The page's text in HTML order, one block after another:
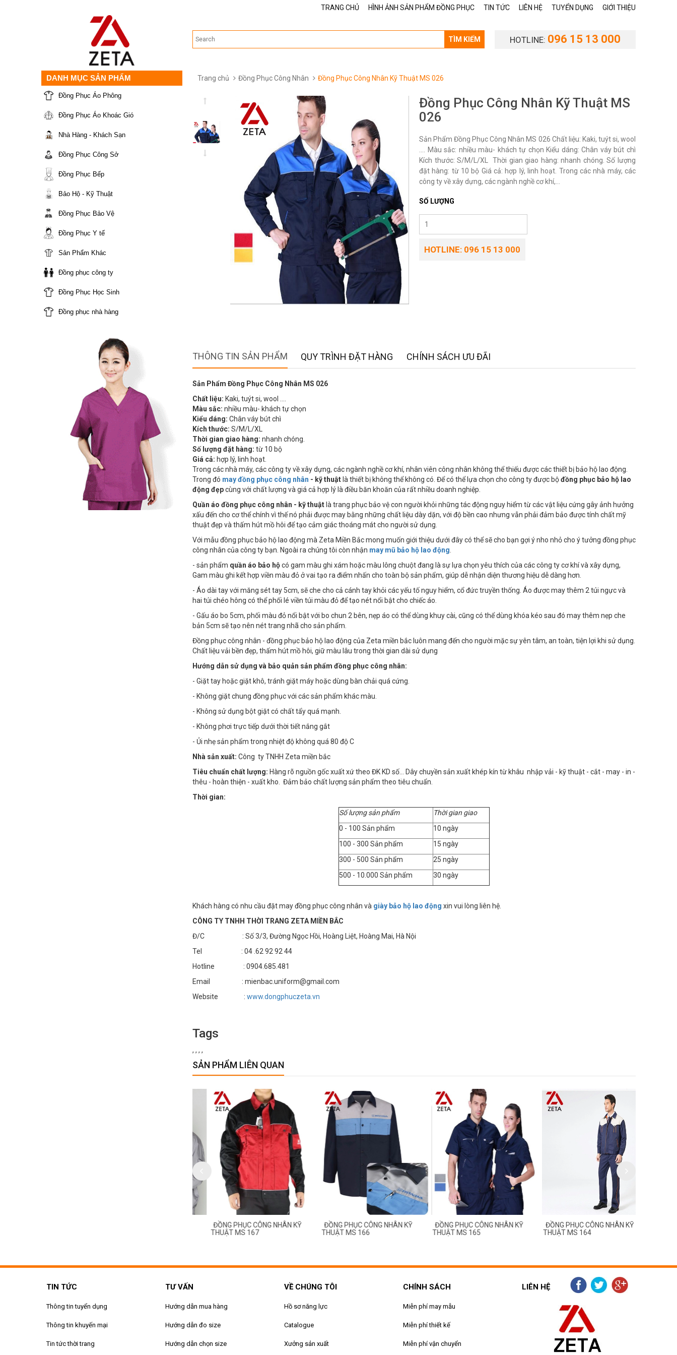
TRANG CHỦ HÌNH ẢNH SẢN PHẨM ĐỒNG PHỤC TIN TỨC LIÊN HỆ TUYỂN DỤNG GIỚI THIỆU
HOTLINE: 096 15 13 000
TÌM KIẾM
DANH MỤC SẢN PHẨM
Đồng Phục Áo Phông
Đồng Phục Áo Khoác Gió
Nhà Hàng - Khách Sạn
Đồng Phục Công Sở
Đồng Phục Bếp
Bảo Hộ - Kỹ Thuật
Đồng Phục Bảo Vệ
Đồng Phục Y tế
Sản Phẩm Khác
Đồng phục công ty
Đồng Phục Học Sinh
Đồng phục nhà hàng
Trang chủ Đồng Phục Công Nhân Đồng Phục Công Nhân Kỹ Thuật MS 026
Đồng Phục Công Nhân Kỹ Thuật MS
026
Sản Phẩm Đồng Phục Công Nhân MS 026 Chất liệu: Kaki, tuýt si, wool
…. Màu sắc: nhiều màu- khách tự chọn Kiểu dáng: Chân váy bút chì
Kích thước: S/M/L/XL Thời gian giao hàng: nhanh chóng. Số lượng
đặt hàng: từ 10 bộ Giá cả: hợp lý, linh hoạt. Trong các nhà máy, các
công ty về xây dựng, các ngành nghề cơ khí,...
SỐ LƯỢNG
HOTLINE: 096 15 13 000
THÔNG TIN SẢN PHẨM QUY TRÌNH ĐẶT HÀNG CHÍNH SÁCH ƯU ĐÃI
Sản Phẩm Đồng Phục Công Nhân MS 026
Chất liệu: Kaki, tuýt si, wool ….
Màu sắc: nhiều màu- khách tự chọn
Kiểu dáng: Chân váy bút chì
Kích thước: S/M/L/XL
Thời gian giao hàng: nhanh chóng.
Số lượng đặt hàng: từ 10 bộ
Giá cả: hợp lý, linh hoạt.
Trong các nhà máy, các công ty về xây dựng, các ngành nghề cơ khí, nhân viên công nhân không thể thiếu được các thiết bị bảo hộ lao động.
Trong đó may đồng phục công nhân - kỹ thuật là thiết bị không thể không có. Để có thể lựa chọn cho công ty được bộđồng phục bảo hộ lao
động đẹpcùng với chất lượng và giá cả hợp lý là điều băn khoăn của rất nhiều doanh nghiệp.
Quần áo đồng phục công nhân - kỹ thuật là trang phục bảo vệ con người khỏi những tác động nguy hiểm từ các vật liệu cứng gây ảnh hưởng
xấu đến cho cơ thể chính vì thế nó phải được may bằng những chất liệu dày dặn, với độ bền cao nhưng vẫn phải đảm bảo được tính chất mỹ
thuật đẹp và thấm hút mồ hôi để tạo cảm giác thoáng mát cho người sử dụng.
Với mẫu đồng phục bảo hộ lao động mà Zeta Miền Bắc mong muốn giới thiệu dưới đây có thể sẽ cho bạn gợi ý nho nhỏ cho ý tưởng đồng phục
công nhân của công ty bạn. Ngoài ra chúng tôi còn nhận may mũ bảo hộ lao động
- sản phẩm quần áo bảo hộcó gam màu ghi xám hoặc màu lông chuột đang là sự lựa chọn yêu thích của các công ty cơ khí và xây dựng,
Gam màu ghi kết hợp viền màu đỏ ở vai tạo ra điểm nhấn cho toàn bộ sản phẩm, giúp dễ nhận diện thương hiệu dễ dàng hơn.
- Áo dài tay với măng sét tay 5cm, sẽ che cho cả cánh tay khỏi các yếu tố nguy hiểm, cổ đức truyền thống. Áo được may thêm 2 túi ngực và
hai túi chéo hông có thể phối lé viền túi màu đỏ để tạo nét nổi bật cho chiếc áo.
- Gấu áo bo 5cm, phối màu đỏ nổi bật với bo chun 2 bên, nẹp áo có thể dùng khuy cài, cũng có thể dùng khóa kéo sau đó may thêm nẹp che
bản 5cm sẽ tạo nên nét trang nhã cho sản phẩm.
Đồng phục công nhân - đồng phục bảo hộ lao động của Zeta miền bắc luôn mang đến cho người mặc sự yên tâm, an toàn, tiện lợi khi sử dụng.
Chất liệu vải bền đẹp, thấm hút mồ hôi, giữ màu lâu trong thời gian dài sử dụng
Hướng dẫn sử dụng và bảo quản sản phẩm đồng phục công nhân:
- Giặt tay hoặc giặt khô, tránh giặt máy hoặc dùng bàn chải quá cứng.
- Không giặt chung đồng phục với các sản phẩm khác màu.
- Không sử dụng bột giặt có chất tẩy quá mạnh.
- Không phơi trực tiếp dưới thời tiết nắng gắt
- Ủi nhẹ sản phẩm trong nhiệt độ không quá 80 độ C
Nhà sản xuất: Công ty TNHH Zeta miền bắc
Tiêu chuẩn chất lượng: Hàng rõ nguồn gốc xuất xứ theo ĐK KD số… Dây chuyền sản xuất khép kín từ khâu nhập vải - kỹ thuật - cắt - may - in -
thêu - hoàn thiện - xuất kho. Đảm bảo chất lượng sản phẩm theo tiêu chuẩn.
Thời gian:
Số lượng sản phẩm
Thời gian giao
0 - 100 Sản phẩm
10 ngày
100 - 300 Sản phẩm
15 ngày
300 - 500 Sản phẩm
25 ngày
500 - 10.000 Sản phẩm
30 ngày
Khách hàng có nhu cầu đặt may đồng phục công nhân và giày bảo hộ lao động xin vui lòng liên hệ.
CÔNG TY TNHH THỜI TRANG ZETA MIỀN BẮC
Đ/C : Số 3/3, Đường Ngọc Hồi, Hoàng Liệt, Hoàng Mai, Hà Nội
Tel : 04 .62 92 92 44
Hotline : 0904.685.481
Email : mienbac.uniform@gmail.com
Website : www.dongphuczeta.vn
Tags
, , , ,
SẢN PHẨM LIÊN QUAN
ĐỒNG PHỤC CÔNG NHÂN KỸ
THUẬT MS 167
ĐỒNG PHỤC CÔNG NHÂN KỸ
THUẬT MS 166
ĐỒNG PHỤC CÔNG NHÂN KỸ
THUẬT MS 165
ĐỒNG PHỤC CÔNG NHÂN KỸ
THUẬT MS 164
TIN TỨC
Thông tin tuyển dụng
Thông tin khuyến mại
Tin tức thời trang
TƯ VẤN
Hướng dẫn mua hàng
Hướng dẫn đo size
Hướng dẫn chọn size
VỀ CHÚNG TÔI
Hồ sơ năng lực
Catalogue
Xưởng sản xuất
CHÍNH SÁCH
Miễn phí may mẫu
Miễn phí thiết kế
Miễn phí vận chuyển
LIÊN HỆ